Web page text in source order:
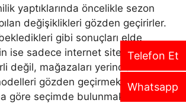
Telefon Et
Whatsapp
yaptıklarında öncelikle sezon
değişiklikleri gözden geçirirler.
gibi sonuçları elde
ise sadece internet sitelerini
değil, mağazaları yerinde
gözden geçirmek ve evin
göre seçimde bulunmak da